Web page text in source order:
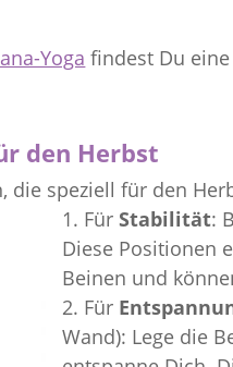
Yoga findest Du eine
den Herbst
die speziell für den
1. FürStabilität:
Diese Positionen
Beinen und
2. Für
Wand): Lege die